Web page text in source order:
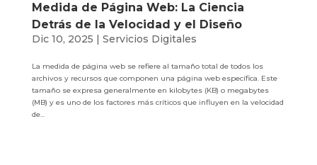
Medida de Página Web: La Ciencia
Detrás de la Velocidad y el Diseño
Dic 10, 2025 | Servicios Digitales
La medida de página web se refiere al tamaño total de todos los
archivos y recursos que componen una página web específica. Este
tamaño se expresa generalmente en kilobytes (KB) o megabytes
(MB) y es uno de los factores más críticos que influyen en la velocidad
de...